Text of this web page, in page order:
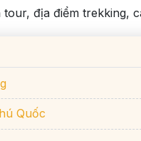
địa điểm trekking,
Quốc